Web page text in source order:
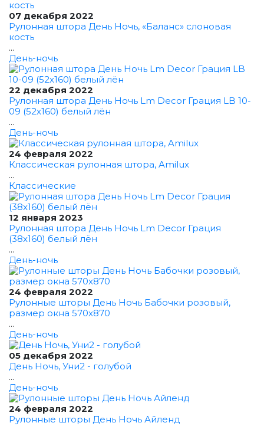
07 декабря 2022
Рулонная штора День Ночь, «Баланс» слоновая
кость
...
День-ночь
22 декабря 2022
Рулонная штора День Ночь Lm Decor Грация LB 10-
09 (52x160) белый лён
...
День-ночь
24 февраля 2022
Классическая рулонная штора, Amilux
...
Классические
12 января 2023
Рулонная штора День Ночь Lm Decor Грация
(38x160) белый лён
...
День-ночь
24 февраля 2022
Рулонные шторы День Ночь Бабочки розовый,
размер окна 570x870
...
День-ночь
05 декабря 2022
День Ночь, Уни2 - голубой
...
День-ночь
24 февраля 2022
Рулонные шторы День Ночь Айленд